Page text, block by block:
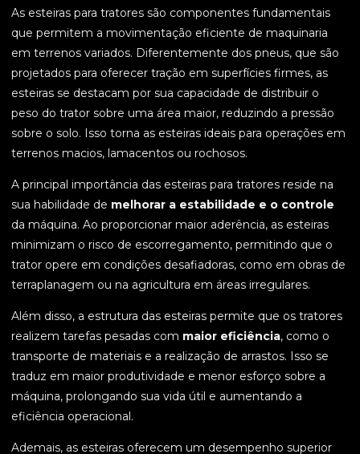
As esteiras para tratores são componentes fundamentais
que permitem a movimentação eficiente de maquinaria
em terrenos variados. Diferentemente dos pneus, que são
projetados para oferecer tração em superfícies firmes, as
esteiras se destacam por sua capacidade de distribuir o
peso do trator sobre uma área maior, reduzindo a pressão
sobre o solo. Isso torna as esteiras ideais para operações em
terrenos macios, lamacentos ou rochosos.
A principal importância das esteiras para tratores reside na
sua habilidade de melhorar a estabilidade e o controle
da máquina. Ao proporcionar maior aderência, as esteiras
minimizam o risco de escorregamento, permitindo que o
trator opere em condições desafiadoras, como em obras de
terraplanagem ou na agricultura em áreas irregulares.
Além disso, a estrutura das esteiras permite que os tratores
realizem tarefas pesadas com maior eficiência, como o
transporte de materiais e a realização de arrastos. Isso se
traduz em maior produtividade e menor esforço sobre a
máquina, prolongando sua vida útil e aumentando a
eficiência operacional.
Ademais, as esteiras oferecem um desempenho superior